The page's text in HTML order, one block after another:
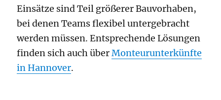
Einsätze sind Teil größerer Bauvorhaben,
bei denen Teams flexibel untergebracht
werden müssen. Entsprechende Lösungen
finden sich auch überMonteurunterkünfte
in Hannover.